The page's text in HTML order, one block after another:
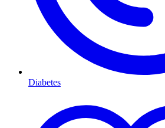
Diabetes